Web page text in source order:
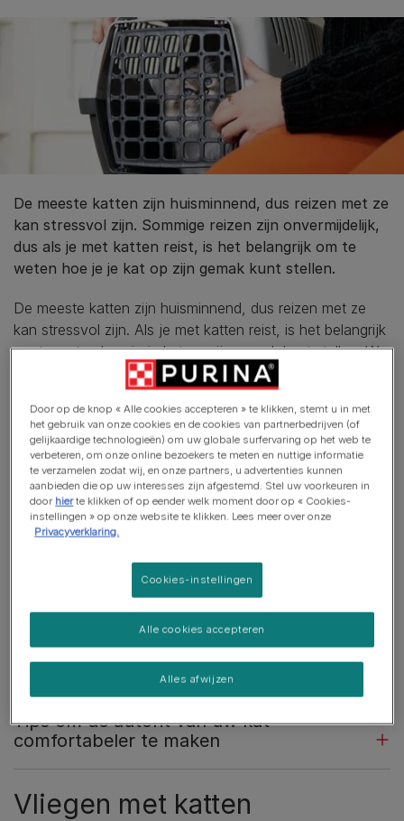
De meeste katten zijn huisminnend, dus reizen met ze
kan stressvol zijn. Sommige reizen zijn onvermijdelijk,
dus als je met katten reist, is het belangrijk om te
weten hoe je je kat op zijn gemak kunt stellen.
De meeste katten zijn huisminnend, dus reizen met ze
kan stressvol zijn. Als je met katten reist, is het belangrijk
om te weten hoe je je kat op zijn gemak kunt stellen. We
hebben een aantal reistips verzameld om je kat op zijn
Autorijden met je kat
Weten hoe je met je kat in de auto reist, is het meest
nuttige beginpunt. Als je zelfverzekerd en onder controle
bent, en begrijpt hoe je je kat kalm houdt, kan de reis
Voor de autorit
Uw kat laten wennen aan autoritten
Tips om de autorit van uw kat
comfortabeler te maken
Vliegen met katten
Door op de knop « Alle cookies accepteren » te klikken, stemt u in met
het gebruik van onze cookies en de cookies van partnerbedrijven (of
gelijkaardige technologieën) om uw globale surfervaring op het web te
verbeteren, om onze online bezoekers te meten en nuttige informatie
te verzamelen zodat wij, en onze partners, u advertenties kunnen
aanbieden die op uw interesses zijn afgestemd. Stel uw voorkeuren in
door hierte klikken of op eender welk moment door op « Cookies-
instellingen » op onze website te klikken. Lees meer over onze
Privacyverklaring.
Cookies-instellingen
Alles afwijzen
Alle cookies accepteren